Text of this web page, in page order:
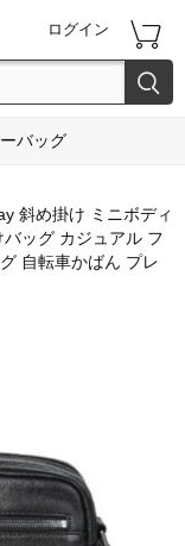
ログイン 

バッグ
斜め掛け ミニボディ
ッグ カジュアル フ
自転車かばん プレ